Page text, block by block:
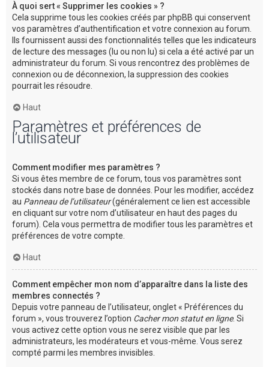
À quoi sert « Supprimer les cookies » ?
Cela supprime tous les cookies créés par phpBB qui conservent
vos paramètres d’authentification et votre connexion au forum.
Ils fournissent aussi des fonctionnalités telles que les indicateurs
de lecture des messages (lu ou non lu) si cela a été activé par un
administrateur du forum. Si vous rencontrez des problèmes de
connexion ou de déconnexion, la suppression des cookies
pourrait les résoudre.
Haut
Paramètres et préférences de
l’utilisateur
Comment modifier mes paramètres ?
Si vous êtes membre de ce forum, tous vos paramètres sont
stockés dans notre base de données. Pour les modifier, accédez
au Panneau de l’utilisateur(généralement ce lien est accessible
en cliquant sur votre nom d’utilisateur en haut des pages du
forum). Cela vous permettra de modifier tous les paramètres et
préférences de votre compte.
Haut
Comment empêcher mon nom d’apparaître dans la liste des
membres connectés ?
Depuis votre panneau de l’utilisateur, onglet « Préférences du
forum », vous trouverez l’option Cacher mon statut en ligne. Si
vous activez cette option vous ne serez visible que par les
administrateurs, les modérateurs et vous-même. Vous serez
compté parmi les membres invisibles.